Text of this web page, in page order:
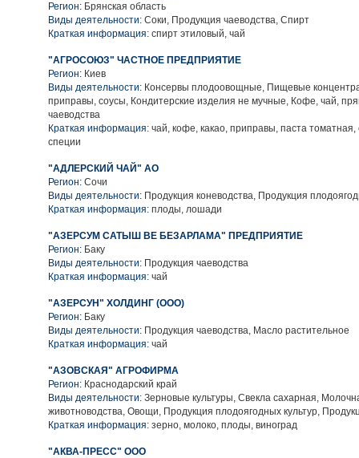
Регион: Брянская область
Виды деятельности: Соки, Продукция чаеводства, Спирт
Краткая информация: спирт этиловый, чай
"АГРОСОЮЗ" ЧАСТНОЕ ПРЕДПРИЯТИЕ
Регион: Киев
Виды деятельности: Консервы плодоовощные, Пищевые
приправы, соусы, Кондитерские изделия не мучные, Кофе, чай,
чаеводства
Краткая информация: чай, кофе, какао, приправы, паста томатная,
специи
"АДЛЕРСКИЙ ЧАЙ" АО
Регион: Сочи
Виды деятельности: Продукция коневодства, Продукция
Краткая информация: плоды, лошади
"АЗЕРСУМ САТЫШ ВЕ БЕЗАРЛАМА" ПРЕДПРИЯТИЕ
Регион: Баку
Виды деятельности: Продукция чаеводства
Краткая информация: чай
"АЗЕРСУН" ХОЛДИНГ (ООО)
Регион: Баку
Виды деятельности: Продукция чаеводства, Масло растительное
Краткая информация: чай
"АЗОВСКАЯ" АГРОФИРМА
Регион: Краснодарский край
Виды деятельности: Зерновые культуры, Свекла сахарная,
животноводства, Овощи, Продукция плодоягодных культур,
Краткая информация: зерно, молоко, плоды, виноград
"АКВА-ПРЕСС" ООО